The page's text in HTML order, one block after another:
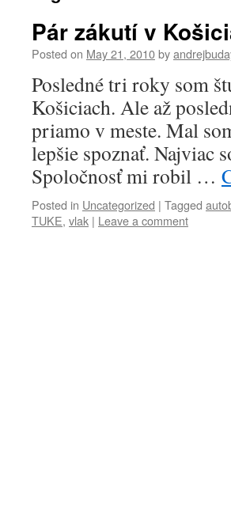
Pár zákutí v
Posted on May 21, 2010by
Posledné tri roky som
Košiciach. Ale až
priamo v meste. Mal
lepšie spoznať. Najviac
Spoločnosť mi robil …
Posted in Uncategorized | Tagged
TUKE, vlak | Leave a comment